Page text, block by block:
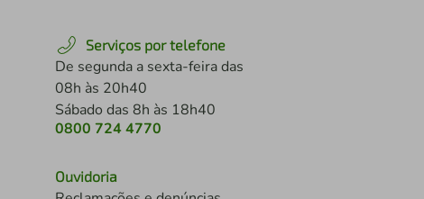
Serviços por telefone
De segunda a sexta-feira das
08h às 20h40
Sábado das 8h às 18h40
0800 724 4770
Ouvidoria